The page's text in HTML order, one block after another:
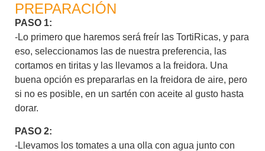
PREPARACIÓN
PASO 1:
-Lo primero que haremos será freír las TortiRicas, y para
eso, seleccionamos las de nuestra preferencia, las
cortamos en tiritas y las llevamos a la freidora. Una
buena opción es prepararlas en la freidora de aire, pero
si no es posible, en un sartén con aceite al gusto hasta
dorar.
PASO 2:
-Llevamos los tomates a una olla con agua junto con